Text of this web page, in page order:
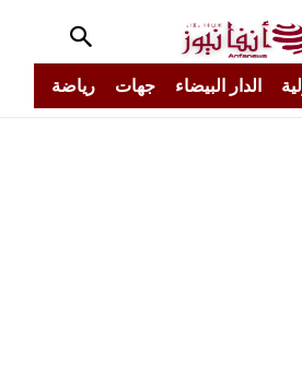
الدار البيضاء جهات رياضة